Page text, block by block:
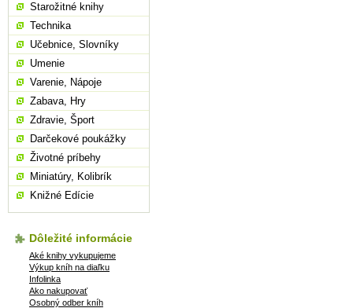
Starožitné knihy
Technika
Učebnice, Slovníky
Umenie
Varenie, Nápoje
Zabava, Hry
Zdravie, Šport
Darčekové poukážky
Životné príbehy
Miniatúry, Kolibrík
Knižné Edície
Dôležité informácie
Aké knihy vykupujeme
Výkup kníh na diaľku
Infolinka
Ako nakupovať
Osobný odber kníh